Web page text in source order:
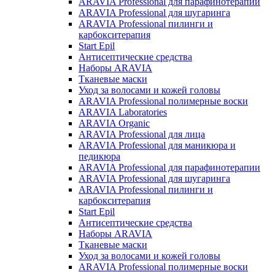
ARAVIA Professional для шугаринга
ARAVIA Professional пилинги и
карбокситерапия
Start Epil
Антисептические средства
Наборы ARAVIA
Тканевые маски
Уход за волосами и кожей головы
ARAVIA Professional полимерные воски
ARAVIA Laboratories
ARAVIA Organic
ARAVIA Professional для лица
ARAVIA Professional для маникюра и
педикюра
ARAVIA Professional для парафинотерапии
ARAVIA Professional для шугаринга
ARAVIA Professional пилинги и
карбокситерапия
Start Epil
Антисептические средства
Наборы ARAVIA
Тканевые маски
Уход за волосами и кожей головы
ARAVIA Professional полимерные воски